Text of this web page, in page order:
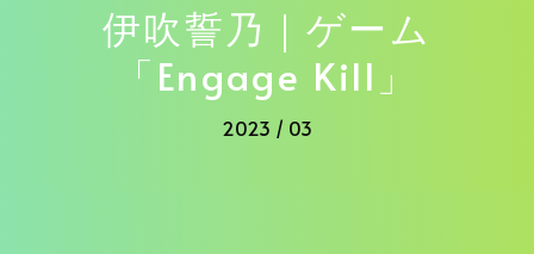
伊吹誓乃｜ゲーム
「Engage Kill」
2023 / 03